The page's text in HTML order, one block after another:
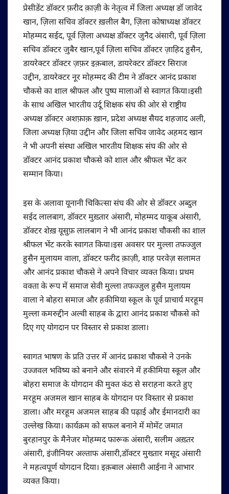
प्रेसीडेंट डॉक्टर फ़रीद क़ाज़ी के नेतृत्व में जिला अध्यक्ष डॉ जावेद
खान, ज़िला सचिव डॉक्टर ख़लील बैग, ज़िला कोषाध्यक्ष डॉक्टर
मोहम्मद सईद, पूर्व ज़िला अध्यक्ष डॉक्टर जुनैद अंसारी, पूर्व ज़िला
सचिव डॉक्टर ज़ुबैर खान,पूर्व ज़िला सचिव डॉक्टर ज़ाहिद हुसैन,
डायरेक्टर डॉक्टर ज़फ़र इक़बाल, डायरेक्टर डॉक्टर सिराज
उद्दीन, डायरेक्टर नूर मोहम्मद की टीम ने डॉक्टर आनंद प्रकाश
चौकसे का शाल श्रीफल और पुष्प मालाओं से स्वागत किया।इसी
के साथ अखिल भारतीय उर्दू शिक्षक संघ की ओर से राष्ट्रीय
अध्यक्ष डॉक्टर अशफ़ाक़ ख़ान, प्रदेश अध्यक्ष सैयद शहजाद अली,
जिला अध्यक्ष ज़िया उद्दीन और जिला सचिव जावेद अहमद खान
ने भी अपनी संस्था अखिल भारतीय शिक्षक संघ की ओर से
डॉक्टर आनंद प्रकाश चौकसे को शाल और श्रीफल भेंट कर
सम्मान किया।
इस के अलावा यूनानी चिकित्सा संघ की ओर से डॉक्टर अब्दुल
सईद लालबाग, डॉक्टर मुख़्तार अंसारी, मोहम्मद याकूब अंसारी,
डॉक्टर शेख़ यूसुफ़ लालबाग ने भी आनंद प्रकाश चौकसी का शाल
श्रीफल भेंट करके स्वागत किया।इस अवसर पर मुल्ला तफज्जुल
हुसैन मुलायम वाला, डॉक्टर फरीद क़ाज़ी, शाह परवेज़ सलामत
और आनंद प्रकाश चौकसे ने अपने विचार व्यक्त किया। प्रथम
वक्ता के रूप में समाज सेवी मुल्ला तफज्जुल हुसैन मुलायम
वाला ने बोहरा समाज और हकीमिया स्कूल के पूर्व प्राचार्य मरहूम
मुल्ला कमरुद्दीन अल्वी साहब के द्वारा आनंद प्रकाश चौकसे को
दिए गए योगदान पर विस्तार से प्रकाश डाला।
स्वागत भाषण के प्रति उत्तर में आनंद प्रकाश चौकसे ने उनके
उज्जवल भविष्य को बनाने और संवारने में हकीमिया स्कूल और
बोहरा समाज के योगदान की मुक्त कंठ से सराहना करते हुए
मरहूम अजमल खान साहब के योगदान पर विस्तार से प्रकाश
डाला। और मरहूम अजमल साहब की पढ़ाई और ईमानदारी का
उल्लेख किया। कार्यक्रम को सफल बनाने में मोमेंट जमात
बुरहानपुर के मैनेजर मोहम्मद फारूक अंसारी, सलीम अख़्तर
अंसारी, इंजीनियर अल्ताफ अंसारी,डॉक्टर मुख्तार मसूद अंसारी
ने महत्वपूर्ण योगदान दिया। इक़बाल अंसारी आईना ने आभार
व्यक्त किया।